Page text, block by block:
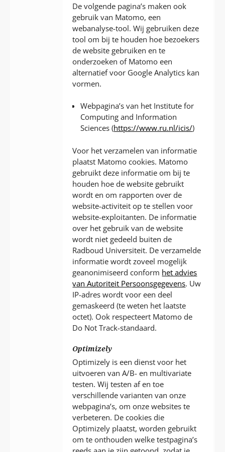
De volgende pagina’s maken ook
gebruik van Matomo, een
webanalyse-tool. Wij gebruiken deze
tool om bij te houden hoe bezoekers
de website gebruiken en te
onderzoeken of Matomo een
alternatief voor Google Analytics kan
vormen.
Webpagina’s van het Institute for
Computing and Information
Sciences (https://www.ru.nl/icis/)
Voor het verzamelen van informatie
plaatst Matomo cookies. Matomo
gebruikt deze informatie om bij te
houden hoe de website gebruikt
wordt en om rapporten over de
website-activiteit op te stellen voor
website-exploitanten. De informatie
over het gebruik van de website
wordt niet gedeeld buiten de
Radboud Universiteit. De verzamelde
informatie wordt zoveel mogelijk
geanonimiseerd conform het advies
van Autoriteit Persoonsgegevens. Uw
IP-adres wordt voor een deel
gemaskeerd (te weten het laatste
octet). Ook respecteert Matomo de
Do Not Track-standaard.
Optimizely
Optimizely is een dienst voor het
uitvoeren van A/B- en multivariate
testen. Wij testen af en toe
verschillende varianten van onze
webpagina’s, om onze websites te
verbeteren. De cookies die
Optimizely plaatst, worden gebruikt
om te onthouden welke testpagina’s